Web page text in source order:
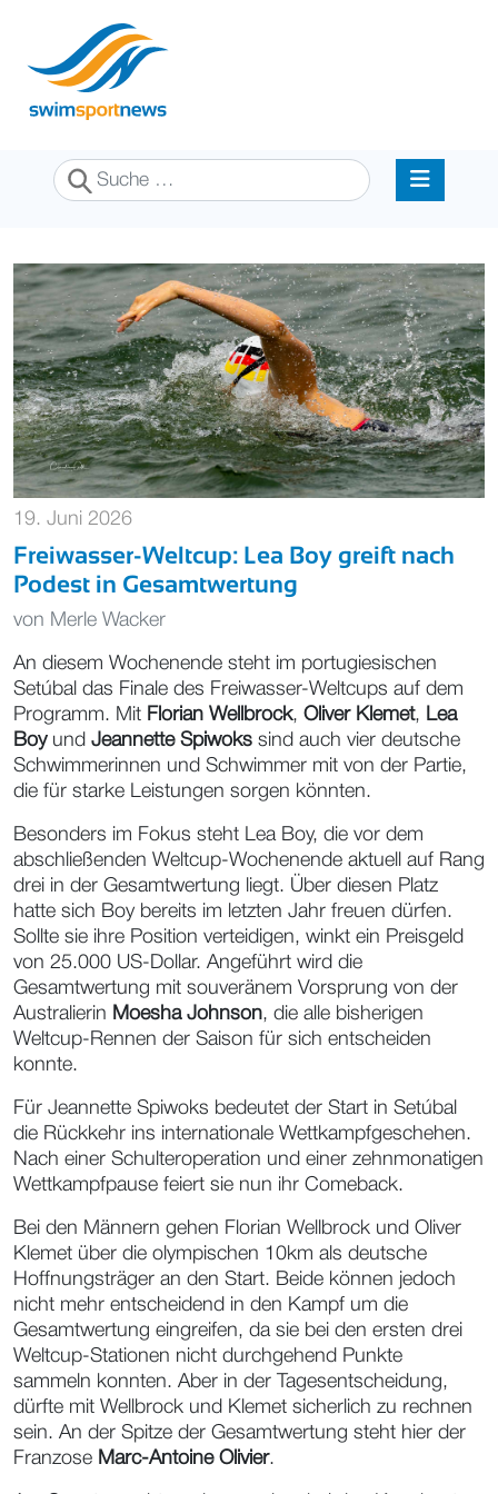
Suchen
19. Juni 2026
Freiwasser-Weltcup: Lea Boy greift nach
Podest in Gesamtwertung
von Merle Wacker
An diesem Wochenende steht im portugiesischen
Setúbal das Finale des Freiwasser-Weltcups auf dem
Programm. Mit Florian Wellbrock, Oliver Klemet, Lea
Boyund Jeannette Spiwoks sind auch vier deutsche
Schwimmerinnen und Schwimmer mit von der Partie,
die für starke Leistungen sorgen könnten.
Besonders im Fokus steht Lea Boy, die vor dem
abschließenden Weltcup-Wochenende aktuell auf Rang
drei in der Gesamtwertung liegt. Über diesen Platz
hatte sich Boy bereits im letzten Jahr freuen dürfen.
Sollte sie ihre Position verteidigen, winkt ein Preisgeld
von 25.000 US-Dollar. Angeführt wird die
Gesamtwertung mit souveränem Vorsprung von der
Australierin Moesha Johnson, die alle bisherigen
Weltcup-Rennen der Saison für sich entscheiden
konnte.
Für Jeannette Spiwoks bedeutet der Start in Setúbal
die Rückkehr ins internationale Wettkampfgeschehen.
Nach einer Schulteroperation und einer zehnmonatigen
Wettkampfpause feiert sie nun ihr Comeback.
Bei den Männern gehen Florian Wellbrock und Oliver
Klemet über die olympischen 10km als deutsche
Hoffnungsträger an den Start. Beide können jedoch
nicht mehr entscheidend in den Kampf um die
Gesamtwertung eingreifen, da sie bei den ersten drei
Weltcup-Stationen nicht durchgehend Punkte
sammeln konnten. Aber in der Tagesentscheidung,
dürfte mit Wellbrock und Klemet sicherlich zu rechnen
sein. An der Spitze der Gesamtwertung steht hier der
Franzose Marc-Antoine Olivier.